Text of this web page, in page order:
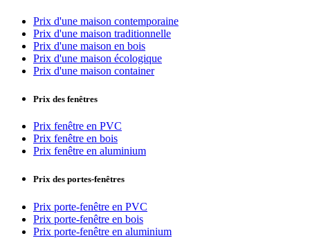
Prix d'une maison contemporaine
Prix d'une maison traditionnelle
Prix d'une maison en bois
Prix d'une maison écologique
Prix d'une maison container
Prix des fenêtres
Prix fenêtre en PVC
Prix fenêtre en bois
Prix fenêtre en aluminium
Prix des portes-fenêtres
Prix porte-fenêtre en PVC
Prix porte-fenêtre en bois
Prix porte-fenêtre en aluminium